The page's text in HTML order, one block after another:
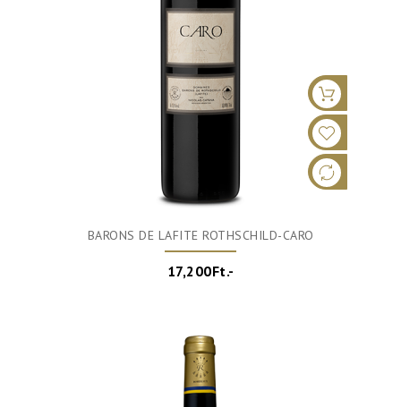
BARONS DE LAFITE ROTHSCHILD-CARO
17,200Ft.-